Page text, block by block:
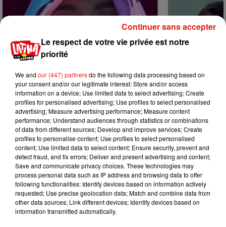
6 août 2026
Karol G dévoile la tracklist de son
nouvel album… avec des invités...
5 août 2026
Benny
Becky G sur
+ DE MUSIQUE
Mundo Latino
Le respect de votre vie privée est notre
priorité
We and our (447) partnersdo the following data processing based on
your consent and/or our legitimate interest: Store and/or access
information on a device; Use limited data to select advertising; Create
profiles for personalised advertising; Use profiles to select personalised
advertising; Measure advertising performance; Measure content
performance; Understand audiences through statistics or combinations
of data from different sources; Develop and improve services; Create
profiles to personalise content; Use profiles to select personalised
content; Use limited data to select content; Ensure security, prevent and
detect fraud, and fix errors; Deliver and present advertising and content;
Save and communicate privacy choices. These technologies may
process personal data such as IP address and browsing data to offer
following functionalities: Identify devices based on information actively
requested; Use precise geolocation data; Match and combine data from
other data sources; Link different devices; Identify devices based on
information transmitted automatically.
Continuer sans accepter